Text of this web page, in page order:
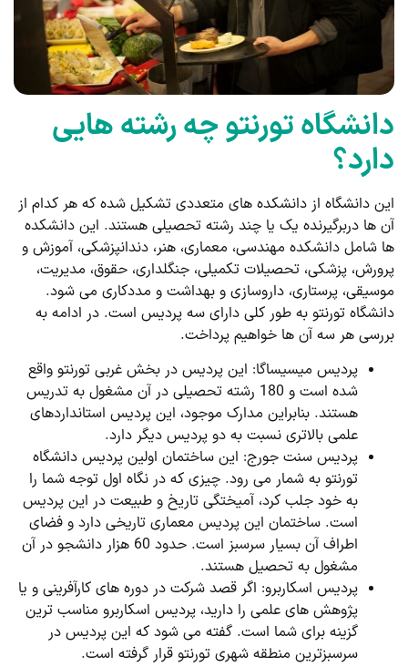
دانشگاه تورنتو چه رشته هایی
دارد؟
این دانشگاه از دانشکده های متعددی تشکیل شده که هر کدام از
آن ها دربرگیرنده یک یا چند رشته تحصیلی هستند. این دانشکده
ها شامل دانشکده مهندسی، معماری، هنر، دندانپزشکی، آموزش و
پرورش، پزشکی، تحصیلات تکمیلی، جنگلداری، حقوق، مدیریت،
موسیقی، پرستاری، داروسازی و بهداشت و مددکاری می شود.
دانشگاه تورنتو به طور کلی دارای سه پردیس است. در ادامه به
بررسی هر سه آن ها خواهیم پرداخت.
پردیس میسیساگا: این پردیس در بخش غربی تورنتو واقع
شده است و 180 رشته تحصیلی در آن مشغول به تدریس
هستند. بنابراین مدارک موجود، این پردیس استانداردهای
علمی بالاتری نسبت به دو پردیس دیگر دارد.
پردیس سنت جورج: این ساختمان اولین پردیس دانشگاه
تورنتو به شمار می رود. چیزی که در نگاه اول توجه شما را
به خود جلب کرد، آمیختگی تاریخ و طبیعت در این پردیس
است. ساختمان این پردیس معماری تاریخی دارد و فضای
اطراف آن بسیار سرسبز است. حدود 60 هزار دانشجو در آن
مشغول به تحصیل هستند.
پردیس اسکاربرو: اگر قصد شرکت در دوره های کارآفرینی و یا
پژوهش های علمی را دارید، پردیس اسکاربرو مناسب ترین
گزینه برای شما است. گفته می شود که این پردیس در
سرسبزترین منطقه شهری تورنتو قرار گرفته است.